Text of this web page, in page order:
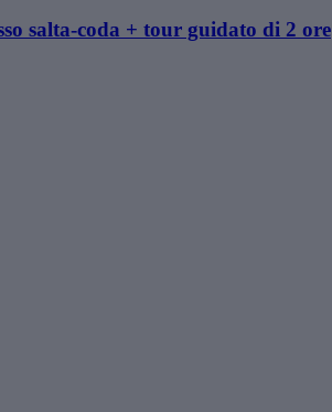
salta-coda + tour guidato di 2 ore